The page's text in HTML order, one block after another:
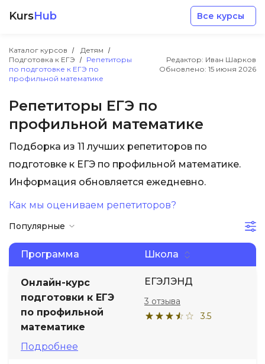
KursHub Все курсы
Каталог курсов
Детям
Подготовка к ЕГЭ
Репетиторы
по подготовке к ЕГЭ по
профильной математике
Редактор: Иван Шарков
Обновлено: 15 июня 2026
Репетиторы ЕГЭ по
профильной математике
Подборка из 11 лучших репетиторов по
подготовке к ЕГЭ по профильной математике.
Информация обновляется ежедневно.
Как мы оцениваем репетиторов?
Популярные
Программа Школа
Онлайн-курс
подготовки к ЕГЭ
по профильной
математике
Подробнее
ЕГЭЛЭНД
3.5
3 отзыва
Разработка
Маркетинг
Аналитика
Менеджмент
Иностранные языки
Soft Skills